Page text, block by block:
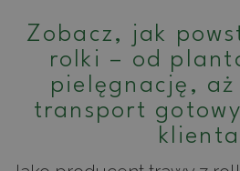
Zobacz, jak
rolki – od
pielęgnację,
transport